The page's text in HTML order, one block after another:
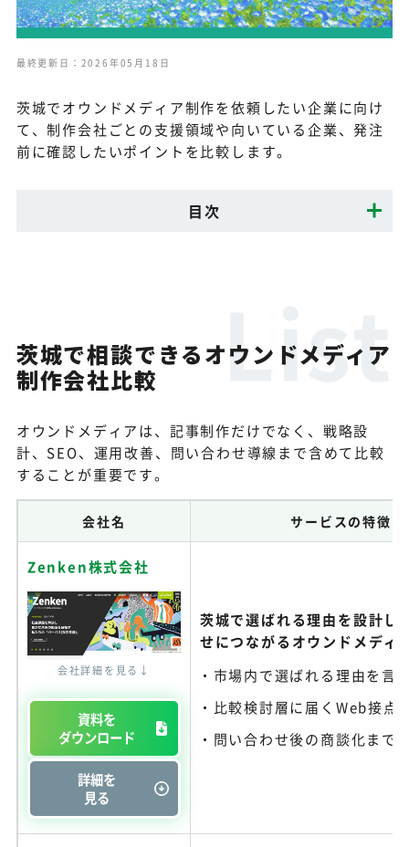
最終更新日：2026年05月18日
茨城でオウンドメディア制作を依頼したい企業に向け
て、制作会社ごとの支援領域や向いている企業、発注
前に確認したいポイントを比較します。
目次
茨城で相談できるオウンドメディア
制作会社比較
オウンドメディアは、記事制作だけでなく、戦略設
計、SEO、運用改善、問い合わせ導線まで含めて比較
することが重要です。
会社名 サービスの特徴
Zenken株式会社
会社詳細を見る↓
資料を
ダウンロード
詳細を
見る
茨城で選ばれる理由を設計し
せにつながるオウンドメディ
市場内で選ばれる理由を言
比較検討層に届くWeb接点
問い合わせ後の商談化まで